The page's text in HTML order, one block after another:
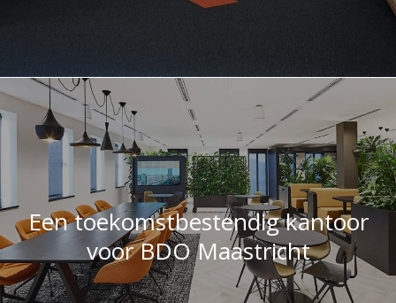
Een toekomstbestendig kantoor
voor BDO Maastricht